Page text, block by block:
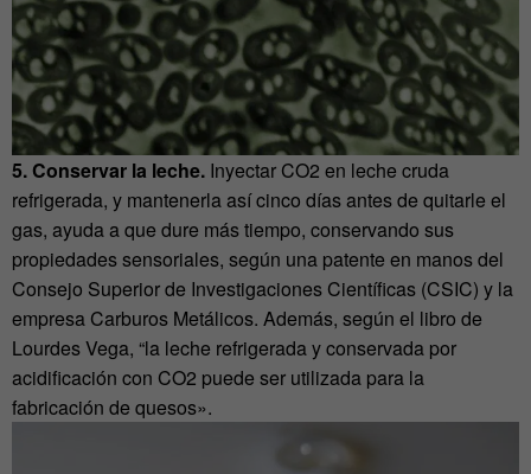
5. Conservar la leche. Inyectar CO2 en leche cruda
refrigerada, y mantenerla así cinco días antes de quitarle el
gas, ayuda a que dure más tiempo, conservando sus
propiedades sensoriales, según una patente en manos del
Consejo Superior de Investigaciones Científicas (CSIC) y la
empresa Carburos Metálicos. Además, según el libro de
Lourdes Vega, “la leche refrigerada y conservada por
acidificación con CO2 puede ser utilizada para la
fabricación de quesos».